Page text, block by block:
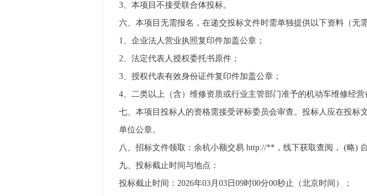
3、本项目不接受联合体投标。
六、本项目无需报名，在递交投标文件时需单独提供以下资料（无
1、企业法人营业执照复印件加盖公章；
2、法定代表人授权委托书原件；
3、授权代表有效身份证件复印件加盖公章；
4、二类以上（含）维修资质或行业主管部门准予的机动车维修经
七、本项目投标人的资格需接受评标委员会审查。投标人应在投
单位公章。
八、招标文件领取：余杭小额交易 http://**，线下获取查阅， (略) 自
九、投标截止时间与地点：
投标截止时间：2026年03月03日09时00分00秒止（北京时间）；